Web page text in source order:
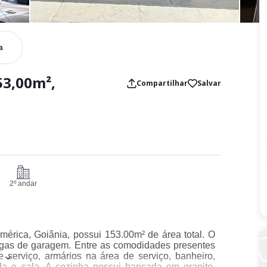
Compartilhar Salvar
2º andar
Goiânia, possui 153.00m² de área total. O
de garagem. Entre as comodidades presentes
serviço, armários na área de serviço, banheiro,